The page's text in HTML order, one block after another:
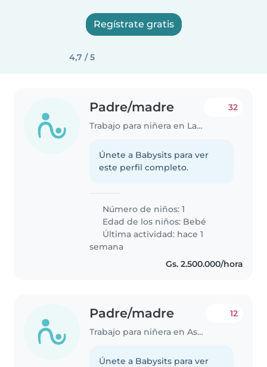
Regístrate gratis
4,7 / 5
Padre/madre
Trabajo para niñera en Lambaré
32
Únete a Babysits para ver
este perfil completo.
Número de niños: 1
Edad de los niños: Bebé
Última actividad: hace 1
semana
Gs. 2.500.000/hora
Padre/madre
Trabajo para niñera en Asunción
12
Únete a Babysits para ver